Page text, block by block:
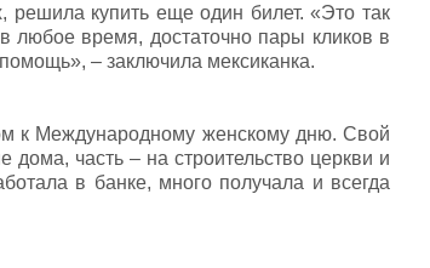
решила купить еще один билет. «Это так
любое время, достаточно пары кликов в
– заключила мексиканка.
к Международному женскому дню. Свой
дома, часть – на строительство церкви и
в банке, много получала и всегда